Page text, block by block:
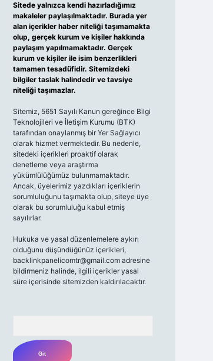
Sitede yalnızca kendi hazırladığımız
makaleler paylaşılmaktadır. Burada yer
alan içerikler haber niteliği taşımamakta
olup, gerçek kurum ve kişiler hakkında
paylaşım yapılmamaktadır. Gerçek
kurum ve kişiler ile isim benzerlikleri
tamamen tesadüfidir. Sitemizdeki
bilgiler taslak halindedir ve tavsiye
niteliği taşımazlar.
Sitemiz, 5651 Sayılı Kanun gereğince Bilgi
Teknolojileri ve İletişim Kurumu (BTK)
tarafından onaylanmış bir Yer Sağlayıcı
olarak hizmet vermektedir. Bu nedenle,
sitedeki içerikleri proaktif olarak
denetleme veya araştırma
yükümlülüğümüz bulunmamaktadır.
Ancak, üyelerimiz yazdıkları içeriklerin
sorumluluğunu taşımakta olup, siteye üye
olarak bu sorumluluğu kabul etmiş
sayılırlar.
Hukuka ve yasal düzenlemelere aykırı
olduğunu düşündüğünüz içerikleri,
backlinkpanelicomtr@gmail.comadresine
bildirmeniz halinde, ilgili içerikler yasal
süre içerisinde sitemizden kaldırılacaktır.